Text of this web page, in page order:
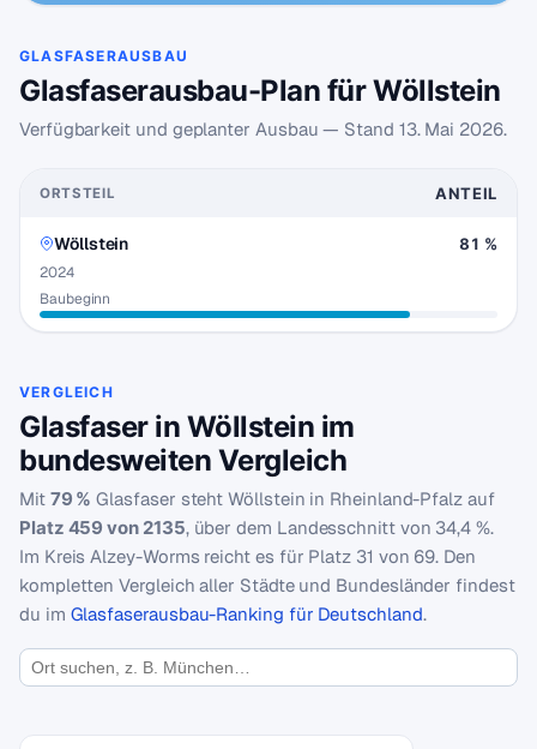
GLASFASERAUSBAU
Glasfaserausbau-Plan für Wöllstein
Verfügbarkeit und geplanter Ausbau — Stand 13. Mai 2026.
ORTSTEIL ANTEIL
Wöllstein
2024
Baubeginn
81 %
VERGLEICH
Glasfaser in Wöllstein im
bundesweiten Vergleich
Mit 79 % Glasfaser steht Wöllstein in Rheinland-Pfalz auf
Platz 459 von 2135, über dem Landesschnitt von 34,4 %.
Im Kreis Alzey-Worms reicht es für Platz 31 von 69. Den
kompletten Vergleich aller Städte und Bundesländer findest
du im Glasfaserausbau-Ranking für Deutschland.